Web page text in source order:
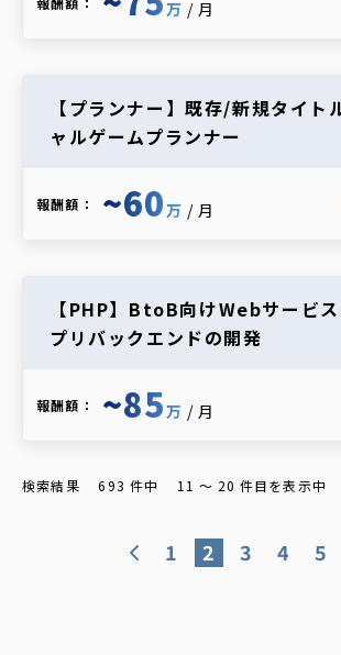
万 /月
【プランナー】既存/新規タイト
ャルゲームプランナー
報酬額： ~60万 /月
【PHP】BtoB向けWebサービ
プリバックエンドの開発
報酬額： ~85万 /月
検索結果 693 件中 11 〜 20 件目を表示中
1 2 3 4 5